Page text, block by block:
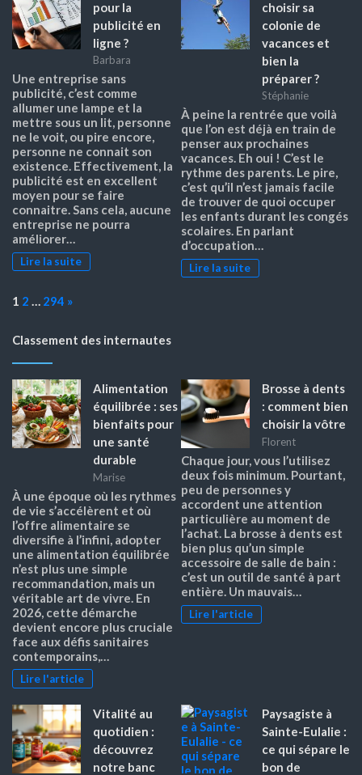
pour la
publicité en
ligne ?
Barbara
Une entreprise sans
publicité, c’est comme
allumer une lampe et la
mettre sous un lit, personne
ne le voit, ou pire encore,
personne ne connait son
existence. Effectivement, la
publicité est en excellent
moyen pour se faire
connaitre. Sans cela, aucune
entreprise ne pourra
améliorer…
Lire la suite
choisir sa
colonie de
vacances et
bien la
préparer ?
Stéphanie
À peine la rentrée que voilà
que l’on est déjà en train de
penser aux prochaines
vacances. Eh oui ! C’est le
rythme des parents. Le pire,
c’est qu’il n’est jamais facile
de trouver de quoi occuper
les enfants durant les congés
scolaires. En parlant
d’occupation…
Lire la suite
Page:
1 2 … 294 Next
»
Classement des internautes
Alimentation
équilibrée : ses
bienfaits pour
une santé
durable
Marise
À une époque où les rythmes
de vie s’accélèrent et où
l’offre alimentaire se
diversifie à l’infini, adopter
une alimentation équilibrée
n’est plus une simple
recommandation, mais un
véritable art de vivre. En
2026, cette démarche
devient encore plus cruciale
face aux défis sanitaires
contemporains,…
Lire l'article
Brosse à dents
: comment bien
choisir la vôtre
Florent
Chaque jour, vous l’utilisez
deux fois minimum. Pourtant,
peu de personnes y
accordent une attention
particulière au moment de
l’achat. La brosse à dents est
bien plus qu’un simple
accessoire de salle de bain :
c’est un outil de santé à part
entière. Un mauvais…
Lire l'article
Vitalité au
quotidien :
découvrez
notre banc
Paysagiste à
Sainte-Eulalie :
ce qui sépare le
bon de